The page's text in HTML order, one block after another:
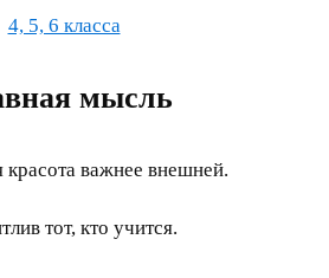
4, 5, 6 класса
мысль
красота важнее внешней.
тот, кто учится.